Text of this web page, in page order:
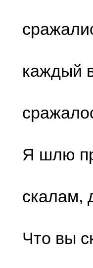
каждый
Я шлю
скалам,
Что вы